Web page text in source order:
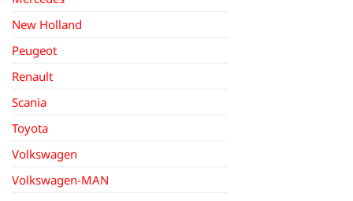
New Holland
Peugeot
Renault
Scania
Toyota
Volkswagen
Volkswagen-MAN